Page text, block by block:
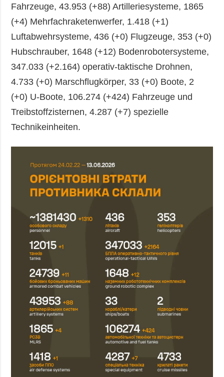
Fahrzeuge, 43.953 (+88) Artilleriesysteme, 1865
(+4) Mehrfachraketenwerfer, 1.418 (+1)
Luftabwehrsysteme, 436 (+0) Flugzeuge, 353 (+0)
Hubschrauber, 1648 (+12) Bodenrobotersysteme,
347.033 (+2.164) operativ-taktische Drohnen,
4.733 (+0) Marschflugkörper, 33 (+0) Boote, 2
(+0) U-Boote, 106.274 (+424) Fahrzeuge und
Treibstoffzisternen, 4.287 (+7) spezielle
Technikeinheiten.